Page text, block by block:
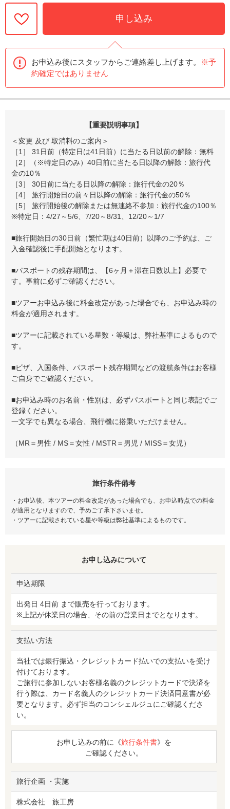
申し込み
お申込み後にスタッフからご連絡差し上げます。
※予
約確定ではありません
【重要説明事項】
＜変更 及び 取消料のご案内＞
［1］ 31日前（特定日は41日前）に当たる日以前の解除：無料
［2］（※特定日のみ）40日前に当たる日以降の解除：旅行代
金の10％
［3］ 30日前に当たる日以降の解除：旅行代金の20％
［4］ 旅行開始日の前々日以降の解除：旅行代金の50％
［5］ 旅行開始後の解除または無連絡不参加：旅行代金の100％
※特定日：4/27～5/6、7/20～8/31、12/20～1/7
■旅行開始日の30日前（繁忙期は40日前）以降のご予約は、ご
入金確認後に手配開始となります。
■パスポートの残存期間は、【6ヶ月＋滞在日数以上】必要で
す。事前に必ずご確認ください。
■ツアーお申込み後に料金改定があった場合でも、お申込み時の
料金が適用されます。
■ツアーに記載されている星数・等級は、弊社基準によるもので
す。
■ビザ、入国条件、パスポート残存期間などの渡航条件はお客様
ご自身でご確認ください。
■お申込み時のお名前・性別は、必ずパスポートと同じ表記でご
登録ください。
一文字でも異なる場合、飛行機に搭乗いただけません。
（MR＝男性 / MS＝女性 / MSTR＝男児 / MISS＝女児）
旅行条件備考
・お申込後、本ツアーの料金改定があった場合でも、お申込時点での料金
が適用となりますので、予めご了承下さいませ。
・ツアーに記載されている星や等級は弊社基準によるものです。
お申し込みについて
申込期限
出発日 4日前 まで販売を行っております。
※上記が休業日の場合、その前の営業日までとなります。
支払い方法
当社では銀行振込・クレジットカード払いでの支払いを受け
付けております。
ご旅行に参加しないお客様名義のクレジットカードで決済を
行う際は、カード名義人のクレジットカード決済同意書が必
要となります。必ず担当のコンシェルジュにご確認くださ
い。
お申し込みの前に《旅行条件書》を
ご確認ください。
旅行企画 ・実施
株式会社 旅工房